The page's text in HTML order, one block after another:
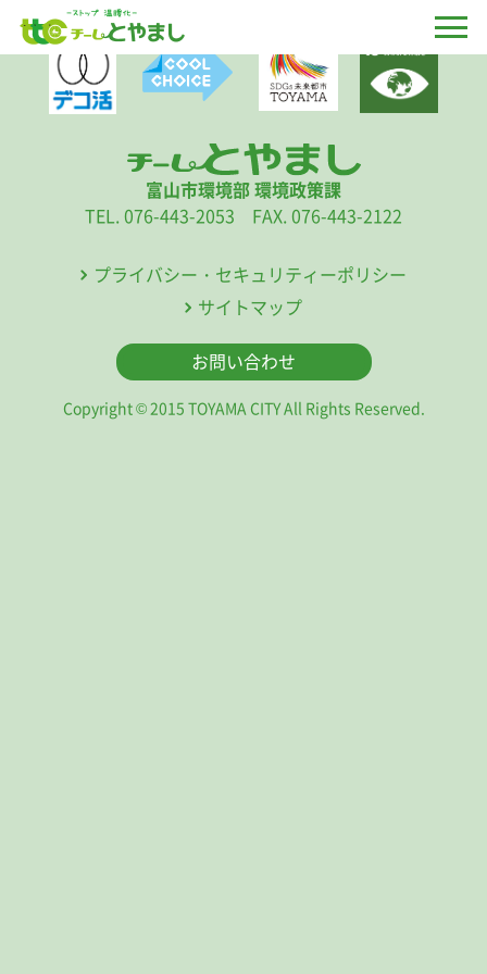
富山市環境部 環境政策課
TEL. 076-443-2053 FAX. 076-443-2122
プライバシー・セキュリティーポリシー
サイトマップ
お問い合わせ
Copyright © 2015 TOYAMA CITY All Rights Reserved.